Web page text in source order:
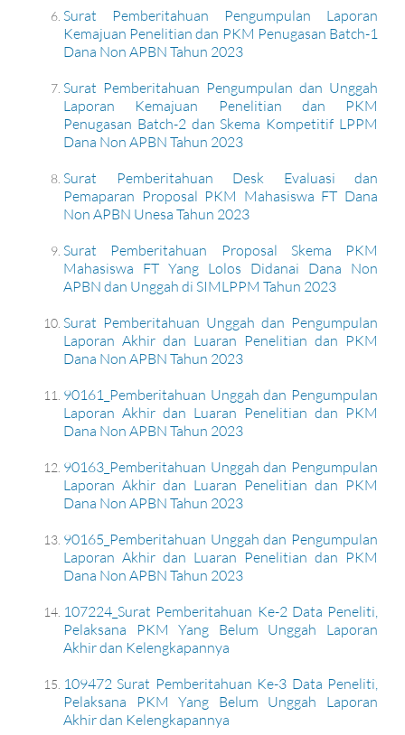
Surat Pemberitahuan Pengumpulan Laporan
Kemajuan Penelitian dan PKM Penugasan Batch-1
Dana Non APBN Tahun 2023
Surat Pemberitahuan Pengumpulan dan Unggah
Laporan Kemajuan Penelitian dan PKM
Penugasan Batch-2 dan Skema Kompetitif LPPM
Dana Non APBN Tahun 2023
Surat Pemberitahuan Desk Evaluasi dan
Pemaparan Proposal PKM Mahasiswa FT Dana
Non APBN Unesa Tahun 2023
Surat Pemberitahuan Proposal Skema PKM
Mahasiswa FT Yang Lolos Didanai Dana Non
APBN dan Unggah di SIMLPPM Tahun 2023
Surat Pemberitahuan Unggah dan Pengumpulan
Laporan Akhir dan Luaran Penelitian dan PKM
Dana Non APBN Tahun 2023
90161_Pemberitahuan Unggah dan Pengumpulan
Laporan Akhir dan Luaran Penelitian dan PKM
Dana Non APBN Tahun 2023
90163_Pemberitahuan Unggah dan Pengumpulan
Laporan Akhir dan Luaran Penelitian dan PKM
Dana Non APBN Tahun 2023
90165_Pemberitahuan Unggah dan Pengumpulan
Laporan Akhir dan Luaran Penelitian dan PKM
Dana Non APBN Tahun 2023
107224_Surat Pemberitahuan Ke-2 Data Peneliti,
Pelaksana PKM Yang Belum Unggah Laporan
Akhir dan Kelengkapannya
109472 Surat Pemberitahuan Ke-3 Data Peneliti,
Pelaksana PKM Yang Belum Unggah Laporan
Akhir dan Kelengkapannya